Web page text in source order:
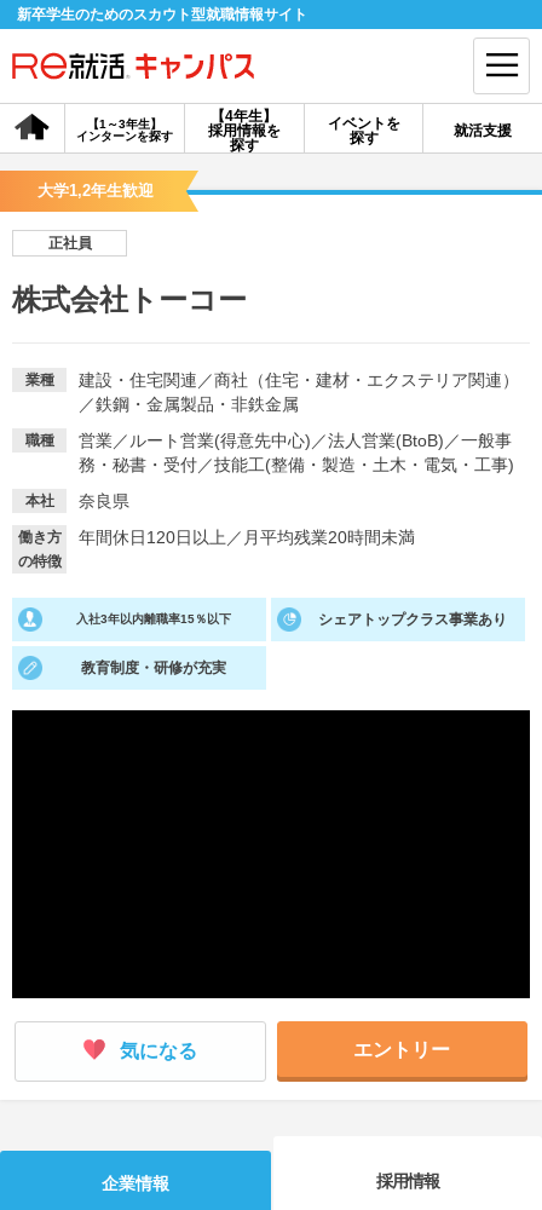
新卒学生のためのスカウト型就職情報サイト
【4年生】
採用情報を
探す
【1～3年生】
インターンを探す
イベントを
探す
就活支援
会員登録 ログイン
探す
イベントを探す スカウト お知らせ
就活ノウハウが満載！ お役立ち記事・相談室など
適職診断
あなたに合う仕事を診断！ 動画で対策講座をチェック
大学1,2年生歓迎
正社員
株式会社トーコー
業種 建設・住宅関連 ／商社（住宅・建材・エクステリア関連）
／鉄鋼・金属製品・非鉄金属
職種 営業／ ルート営業(得意先中心) ／法人営業(BtoB) ／一般事
務・秘書・受付／技能工(整備・製造・土木・電気・工事)
本社 奈良県
働き方
の特徴
年間休日120日以上 ／ 月平均残業20時間未満
入社3年以内離職率15％以下 シェアトップクラス事業あり
教育制度・研修が充実
気になる エントリー
企業情報 採用情報